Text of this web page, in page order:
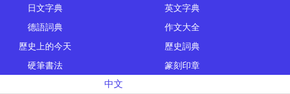
日文字典 英文字典
德語詞典 作文大全
歷史上的今天 歷史詞典
硬筆書法 篆刻印章
中文